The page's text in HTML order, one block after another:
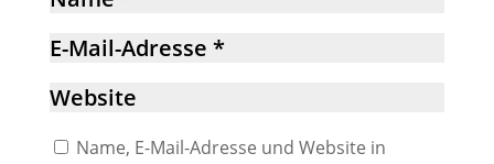
Name, E-Mail-Adresse und Website in